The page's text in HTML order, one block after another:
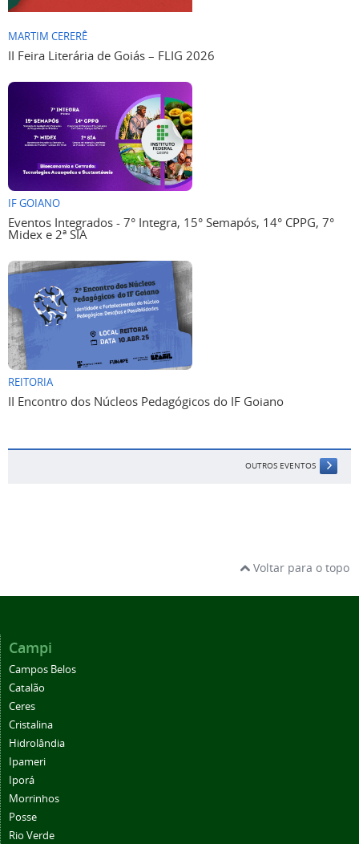
MARTIM CERERÊ
II Feira Literária de Goiás – FLIG 2026
IF GOIANO
Eventos Integrados - 7° Integra, 15° Semapós, 14° CPPG, 7°
Midex e 2ª SIA
REITORIA
II Encontro dos Núcleos Pedagógicos do IF Goiano
OUTROS EVENTOS
Voltar para o topo
Campi
Campos Belos
Catalão
Ceres
Cristalina
Hidrolândia
Ipameri
Iporá
Morrinhos
Posse
Rio Verde